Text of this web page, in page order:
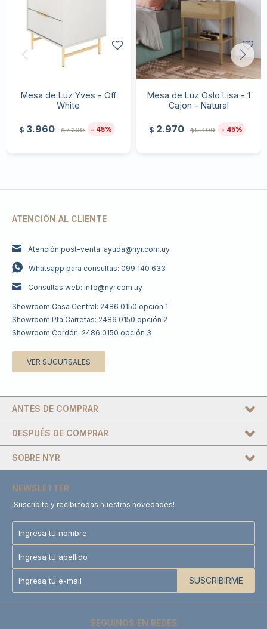
Mesa de Luz Yves - Off
White
$ 3.960 $7.200 45
Mesa de Luz Oslo Lisa - 1
Cajon - Natural
$ 2.970 $5.400 45
ATENCIÓN AL CLIENTE
Atención post-venta: ayuda@nyr.com.uy
Whatsapp para consultas: 099 140 633
Consultas web: info@nyr.com.uy
Showroom Casa Central: 2486 0150 opción 1
Showroom Pta Carretas: 2486 0150 opción 2
Showroom Cordón: 2486 0150 opción 3
VER SUCURSALES
DESPUÉS DE COMPRAR
SOBRE NYR
ANTES DE COMPRAR
NEWSLETTER
¡Suscribite y recibí todas nuestras novedades!
SUSCRIBIRME
SEGUINOS EN REDES